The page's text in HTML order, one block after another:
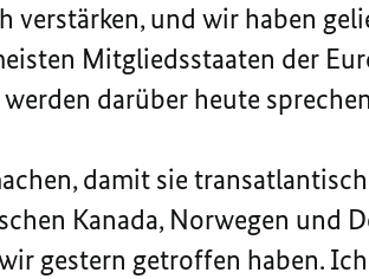
und wir haben
Mitgliedsstaaten der
darüber heute
damit sie
Kanada, Norwegen und
gestern getroffen haben.